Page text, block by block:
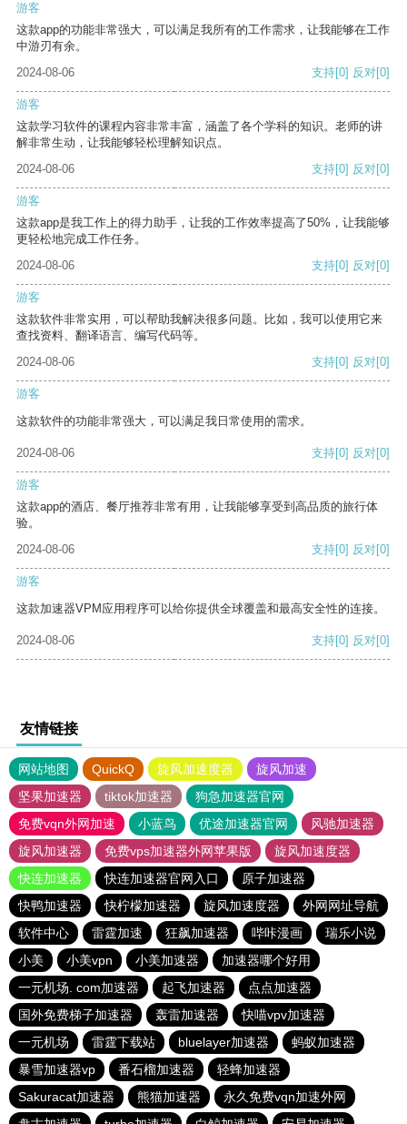
游客
这款app的功能非常强大，可以满足我所有的工作需求，让我能够在工作
中游刃有余。
2024-08-06
支持[0] 反对[0]
游客
这款学习软件的课程内容非常丰富，涵盖了各个学科的知识。老师的讲
解非常生动，让我能够轻松理解知识点。
2024-08-06
支持[0] 反对[0]
游客
这款app是我工作上的得力助手，让我的工作效率提高了50%，让我能够
更轻松地完成工作任务。
2024-08-06
支持[0] 反对[0]
游客
这款软件非常实用，可以帮助我解决很多问题。比如，我可以使用它来
查找资料、翻译语言、编写代码等。
2024-08-06
支持[0] 反对[0]
游客
这款软件的功能非常强大，可以满足我日常使用的需求。
2024-08-06 支持[0] 反对[0]
游客
这款app的酒店、餐厅推荐非常有用，让我能够享受到高品质的旅行体
验。
2024-08-06
支持[0] 反对[0]
游客
这款加速器VPM应用程序可以给你提供全球覆盖和最高安全性的连接。
2024-08-06 支持[0] 反对[0]
友情链接
网站地图 QuickQ 旋风加速度器
旋风加速
坚果加速器
tiktok加速器
狗急加速器官网
免费vqn外网加速
小蓝鸟 优途加速器官网
风驰加速器
旋风加速器
免费vps加速器外网苹果版
旋风加速度器
快连加速器
快连加速器官网入口
原子加速器
快鸭加速器
快柠檬加速器 旋风加速度器
外网网址导航
软件中心
雷霆加速 狂飙加速器 哔咔漫画
瑞乐小说
小美
小美vpn 小美加速器
加速器哪个好用
一元机场. com加速器
起飞加速器
点点加速器
国外免费梯子加速器
轰雷加速器
快喵vpv加速器
一元机场
雷霆下载站 bluelayer加速器
蚂蚁加速器
暴雪加速器vp
番石榴加速器
轻蜂加速器
Sakuracat加速器
熊猫加速器
永久免费vqn加速外网